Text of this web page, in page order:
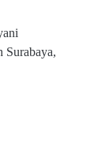
Surabaya,